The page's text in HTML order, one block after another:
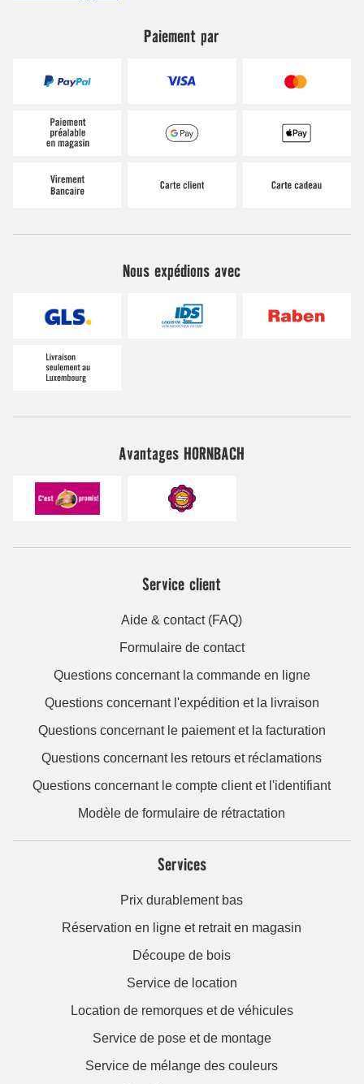
Paiement par
Nous expédions avec
Avantages HORNBACH
Service client
Aide & contact (FAQ)
Formulaire de contact
Questions concernant la commande en ligne
Questions concernant l'expédition et la livraison
Questions concernant le paiement et la facturation
Questions concernant les retours et réclamations
Questions concernant le compte client et l'identifiant
Modèle de formulaire de rétractation
Services
Prix durablement bas
Réservation en ligne et retrait en magasin
Découpe de bois
Service de location
Location de remorques et de véhicules
Service de pose et de montage
Service de mélange des couleurs